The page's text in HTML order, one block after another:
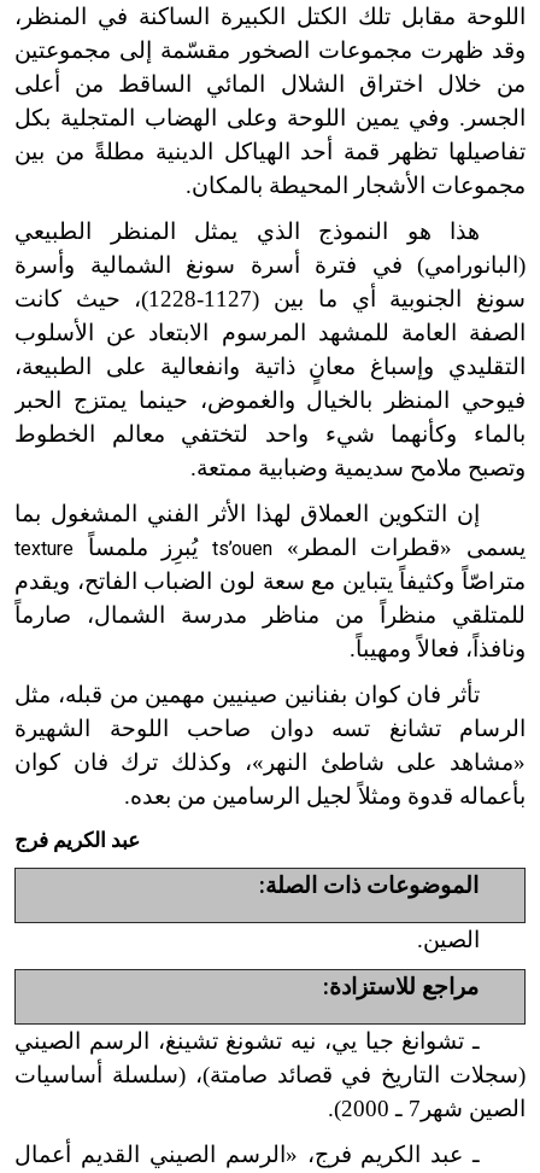
اللوحة مقابل تلك الكتل الكبيرة الساكنة في المنظر،
وقد ظهرت مجموعات الصخور مقسّمة إلى مجموعتين
من خلال اختراق الشلال المائي الساقط من أعلى
الجسر. وفي يمين اللوحة وعلى الهضاب المتجلية بكل
تفاصيلها تظهر قمة أحد الهياكل الدينية مطلةً من بين
مجموعات الأشجار المحيطة بالمكان.
هذا هو النموذج الذي يمثل المنظر الطبيعي
(البانورامي) في فترة أسرة سونغ الشمالية وأسرة
سونغ الجنوبية أي ما بين (1127-1228)، حيث كانت
الصفة العامة للمشهد المرسوم الابتعاد عن الأسلوب
التقليدي وإسباغ معانٍ ذاتية وانفعالية على الطبيعة،
فيوحي المنظر بالخيال والغموض، حينما يمتزج الحبر
بالماء وكأنهما شيء واحد لتختفي معالم الخطوط
وتصبح ملامح سديمية وضبابية ممتعة.
إن التكوين العملاق لهذا الأثر الفني المشغول بما
يسمى «قطرات المطر» ts’ouen يُبرِز ملمساً texture
متراصّاً وكثيفاً يتباين مع سعة لون الضباب الفاتح، ويقدم
للمتلقي منظراً من مناظر مدرسة الشمال، صارماً
ونافذاً، فعالاً ومهيباً.
تأثر فان كوان بفنانين صينيين مهمين من قبله، مثل
الرسام تشانغ تسه دوان صاحب اللوحة الشهيرة
«مشاهد على شاطئ النهر»، وكذلك ترك فان كوان
بأعماله قدوة ومثلاً لجيل الرسامين من بعده.
عبد الكريم فرج
الموضوعات ذات الصلة:
الصين.
مراجع للاستزادة:
ـ تشوانغ جيا يي، نيه تشونغ تشينغ، الرسم الصيني
(سجلات التاريخ في قصائد صامتة)، (سلسلة أساسيات
الصين شهر 7 ـ 2000).
ـ عبد الكريم فرج، «الرسم الصيني القديم أعمال